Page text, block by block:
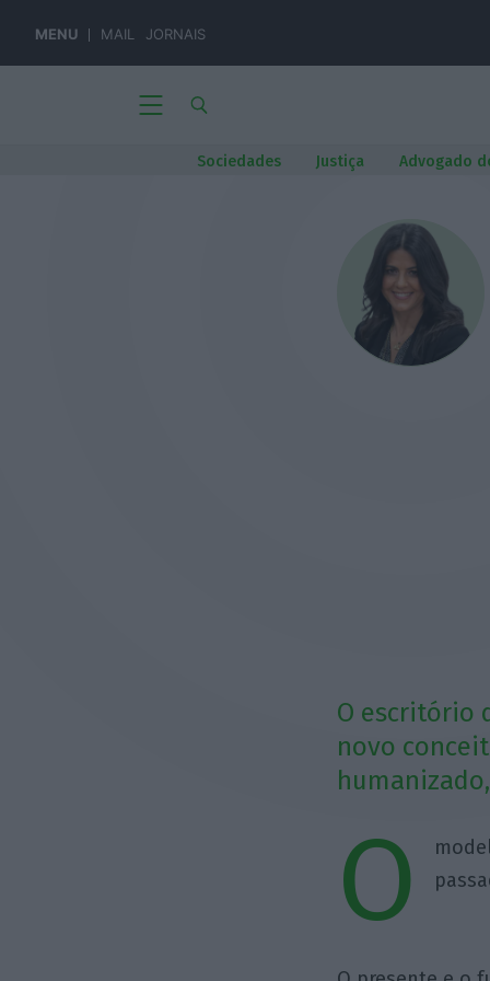
MENU MAIL JORNAIS
Sociedades Justiça Advogado
O escritório
novo
O